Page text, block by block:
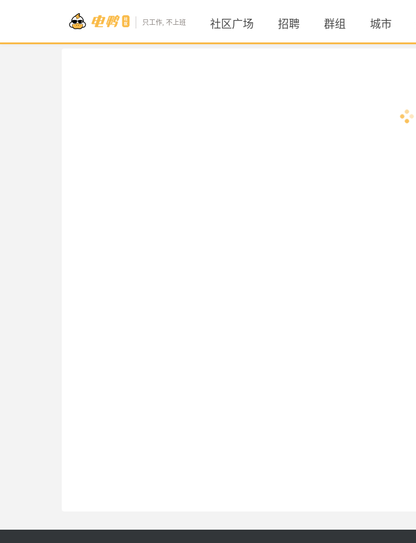
只工作, 不上班 社区广场 招聘 群组 城市